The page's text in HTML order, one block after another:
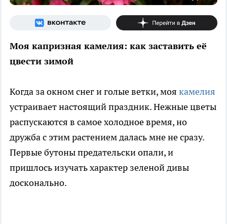
Моя капризная камелия: как заставить её
цвести зимой
Когда за окном снег и голые ветки, моя камелия
устраивает настоящий праздник. Нежные цветы
распускаются в самое холодное время, но
дружба с этим растением далась мне не сразу.
Первые бутоны предательски опали, и
пришлось изучать характер зеленой дивы
досконально.